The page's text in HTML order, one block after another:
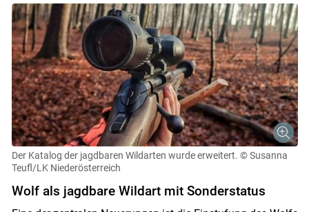
Der Katalog der jagdbaren Wildarten wurde erweitert. © Susanna
Teufl/LK Niederösterreich
Wolf als jagdbare Wildart mit Sonderstatus